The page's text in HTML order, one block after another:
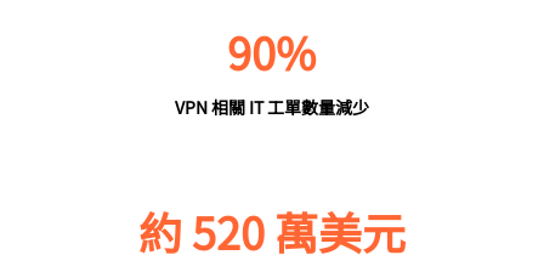
90%
VPN 相關 IT 工單數量減少
約 520 萬美元